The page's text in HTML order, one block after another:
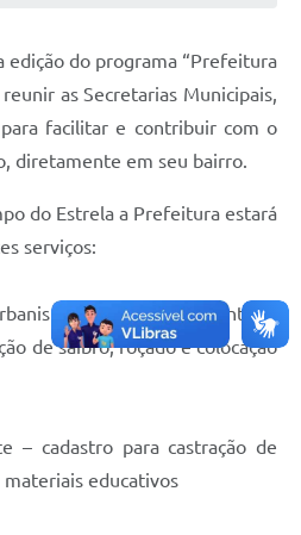
edição do programa “Prefeitura
as Secretarias Municipais,
facilitar e contribuir com o
diretamente em seu bairro.
do Estrela a Prefeitura estará
serviços:
e Meio Ambiente –
de saibro, roçado e colocação
– cadastro para castração de
educativos